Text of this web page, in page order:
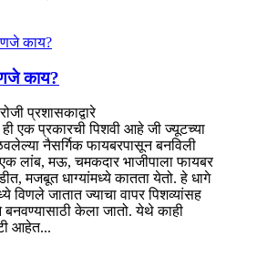
काय?
प्रशासकाद्वारे
ही एक प्रकारची पिशवी आहे जी ज्यूटच्या
नैसर्गिक फायबरपासून बनविली
लांब, मऊ, चमकदार भाजीपाला फायबर
मजबूत धाग्यांमध्ये कातता येतो. हे धागे
विणले जातात ज्याचा वापर पिशव्यांसह
बनवण्यासाठी केला जातो. येथे काही
आहेत...